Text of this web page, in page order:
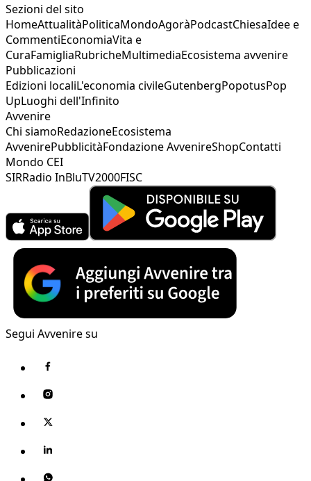
Sezioni del sito
HomeAttualitàPoliticaMondoAgoràPodcastChiesaIdee e
CommentiEconomiaVita e
CuraFamigliaRubricheMultimediaEcosistema avvenire
Pubblicazioni
Edizioni localiL'economia civileGutenbergPopotusPop
UpLuoghi dell'Infinito
Avvenire
Chi siamoRedazioneEcosistema
AvvenirePubblicitàFondazione AvvenireShopContatti
Mondo CEI
SIRRadio InBluTV2000FISC
Segui Avvenire su